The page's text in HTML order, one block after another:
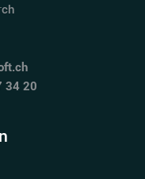
34 20